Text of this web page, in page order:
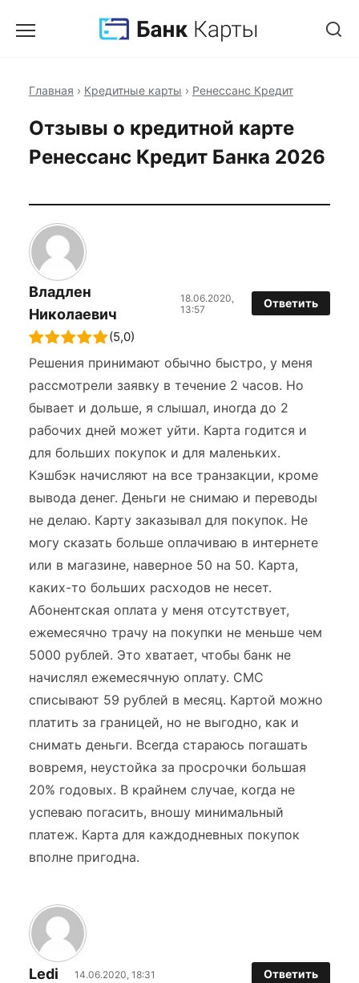
Главная › Кредитные карты › Ренессанс Кредит
Отзывы о кредитной карте
Ренессанс Кредит Банка 2026
Владлен
Николаевич
18.06.2020,
13:57
Ответить
(5,0)
Решения принимают обычно быстро, у меня
рассмотрели заявку в течение 2 часов. Но
бывает и дольше, я слышал, иногда до 2
рабочих дней может уйти. Карта годится и
для больших покупок и для маленьких.
Кэшбэк начисляют на все транзакции, кроме
вывода денег. Деньги не снимаю и переводы
не делаю. Карту заказывал для покупок. Не
могу сказать больше оплачиваю в интернете
или в магазине, наверное 50 на 50. Карта,
каких-то больших расходов не несет.
Абонентская оплата у меня отсутствует,
ежемесячно трачу на покупки не меньше чем
5000 рублей. Это хватает, чтобы банк не
начислял ежемесячную оплату. СМС
списывают 59 рублей в месяц. Картой можно
платить за границей, но не выгодно, как и
снимать деньги. Всегда стараюсь погашать
вовремя, неустойка за просрочки большая
20% годовых. В крайнем случае, когда не
успеваю погасить, вношу минимальный
платеж. Карта для каждодневных покупок
вполне пригодна.
Ledi 14.06.2020, 18:31 Ответить